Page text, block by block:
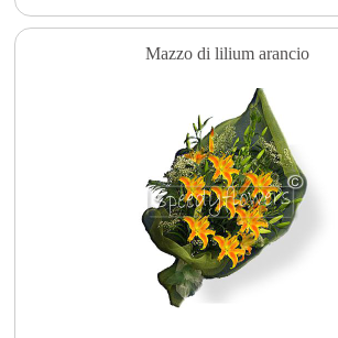
Mazzo di lilium arancio